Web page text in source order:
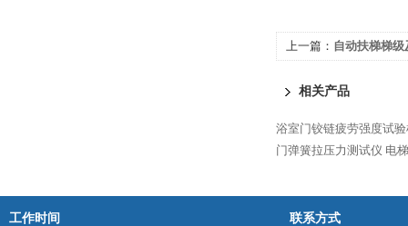
上一篇： 自动扶梯梯
相关产品
浴室门铰链疲劳强度试
门弹簧拉压力测试仪 电
工作时间 联系方式